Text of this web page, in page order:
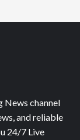
News channel
and reliable
24/7 Live